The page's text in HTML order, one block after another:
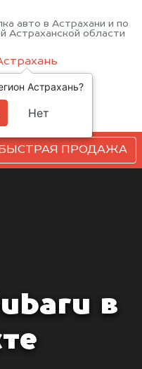
авто в Астрахани и по
Астраханской области
81-15
БЫСТРАЯ ПРОДАЖА
в
Астрахань?
Нет